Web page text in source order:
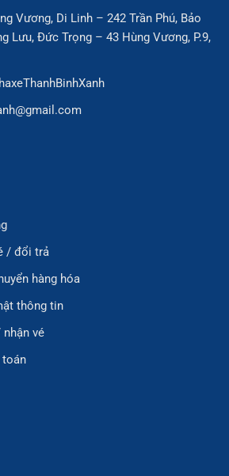
Vương, Di Linh – 242 Trần Phú, Bảo
Lưu, Đức Trọng – 43 Hùng Vương, P.9,
/ đổi trả
hàng hóa
thông tin
vé
toán